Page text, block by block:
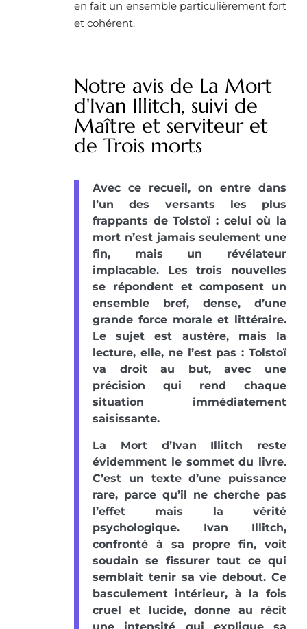
en fait un ensemble particulièrement fort
et cohérent.
Notre avis de La Mort
d'Ivan Illitch, suivi de
Maître et serviteur et
de Trois morts
Avec ce recueil, on entre dans
l’un des versants les plus
frappants de Tolstoï : celui où la
mort n’est jamais seulement une
fin, mais un révélateur
implacable. Les trois nouvelles
se répondent et composent un
ensemble bref, dense, d’une
grande force morale et littéraire.
Le sujet est austère, mais la
lecture, elle, ne l’est pas : Tolstoï
va droit au but, avec une
précision qui rend chaque
situation immédiatement
saisissante.
La Mort d’Ivan Illitch reste
évidemment le sommet du livre.
C’est un texte d’une puissance
rare, parce qu’il ne cherche pas
l’effet mais la vérité
psychologique. Ivan Illitch,
confronté à sa propre fin, voit
soudain se fissurer tout ce qui
semblait tenir sa vie debout. Ce
basculement intérieur, à la fois
cruel et lucide, donne au récit